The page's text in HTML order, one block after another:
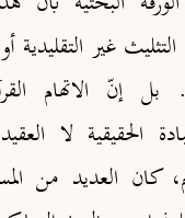
غير التقليدية
بل إنّ الاتهام
الحقيقية لا
كان العديد من